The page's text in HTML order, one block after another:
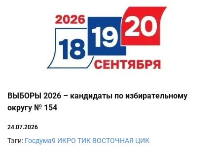
ВЫБОРЫ 2026 – кандидаты по избирательному
округу № 154
24.07.2026
Тэги: Госдума9 ИКРО ТИК ВОСТОЧНАЯ ЦИК